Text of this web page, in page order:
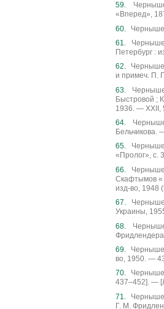
«Вперед»,
Петербург :
и примеч. П.
Быстровой ;
1936. — XXII,
Бельчикова.
«Пролог», с.
Скафтымов «
изд-во, 1948
Украины,
во, 1950. —
437–452]. —
Г. М.